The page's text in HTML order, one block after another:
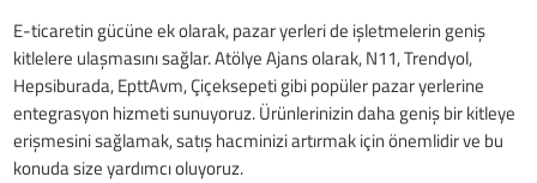
E-ticaretin gücüne ek olarak, pazar yerleri de işletmelerin geniş
kitlelere ulaşmasını sağlar. Atölye Ajans olarak, N11, Trendyol,
Hepsiburada, EpttAvm, Çiçeksepeti gibi popüler pazar yerlerine
entegrasyon hizmeti sunuyoruz. Ürünlerinizin daha geniş bir kitleye
erişmesini sağlamak, satış hacminizi artırmak için önemlidir ve bu
konuda size yardımcı oluyoruz.